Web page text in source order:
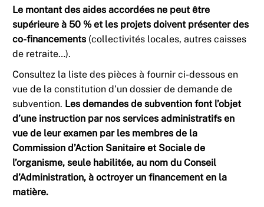
Le montant des aides accordées ne peut être
supérieure à 50 % et les projets doivent présenter des
co-financements (collectivités locales, autres caisses
de retraite…).
Consultez la liste des pièces à fournir ci-dessous en
vue de la constitution d’un dossier de demande de
subvention. Les demandes de subvention font l’objet
d’une instruction par nos services administratifs en
vue de leur examen par les membres de la
Commission d’Action Sanitaire et Sociale de
l’organisme, seule habilitée, au nom du Conseil
d’Administration, à octroyer un financement en la
matière.